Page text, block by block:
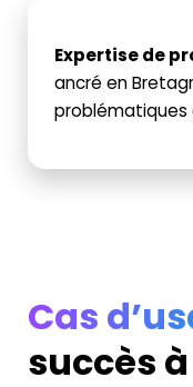
Expertise de
ancré en
problématiques
Cas
succès